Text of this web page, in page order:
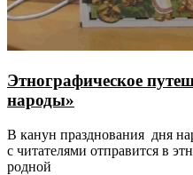
Этнографическое
народы»
В канун празднования дня
с читателями отправится в
родной